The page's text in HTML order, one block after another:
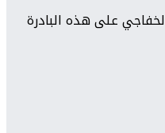
على هذه البادرة